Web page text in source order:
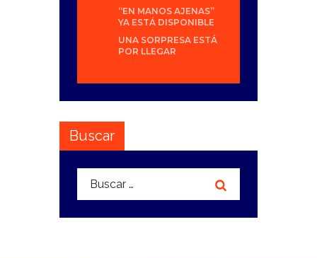
“EN MANOS AJENAS”
YA ESTÁ DISPONIBLE
UNA SORPRESA ESTÁ
POR LLEGAR
Buscar
Buscar: